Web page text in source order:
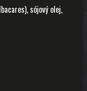
sójový olej,